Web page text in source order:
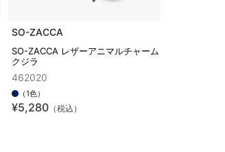
SO-ZACCA
SO-ZACCA レザーアニマルチャーム
クジラ
462020
（1色）
¥5,280 （税込）